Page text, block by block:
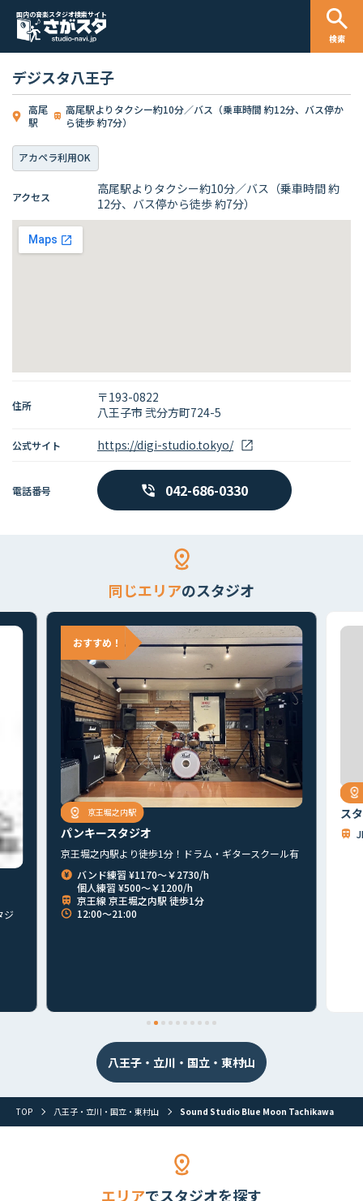
国内の音楽スタジオ検索サイト
検索
首都圏 北海道 東北 北関東 甲信越 東海
関西
山陰・山陽
四国 九州 その他
首都圏すべて 麻布・三田・田町 新宿・四谷・高田馬場 下北沢・笹塚
デジスタ八王子
高尾
駅
高尾駅よりタクシー約10分／バス（乗車時間 約12分、バス停か
ら徒歩 約7分）
アカペラ利用OK
アクセス
高尾駅よりタクシー約10分／バス（乗車時間 約
12分、バス停から徒歩 約7分）
住所
〒193-0822
八王子市 弐分方町724-5
公式サイト https://digi-studio.tokyo/
電話番号 042-686-0330
同じエリアのスタジオ
ジ
京王堀之内駅
パンキースタジオ
京王堀之内駅より徒歩1分！ドラム・ギタースクール有
バンド練習 ¥1170～￥2730/h
個人練習 ¥500～￥1200/h
京王線 京王堀之内駅 徒歩1分
12:00～21:00
ス
八王子・立川・国立・東村山
TOP 八王子・立川・国立・東村山 Sound Studio Blue Moon Tachikawa
エリアでスタジオを探す